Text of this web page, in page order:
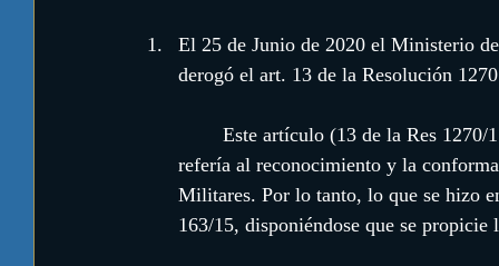
El 25 de Junio de 2020 el Ministerio
derogó el art. 13 de la Resolución
refería al reconocimiento y la
Militares. Por lo tanto, lo que se hizo
163/15, disponiéndose que se propicie